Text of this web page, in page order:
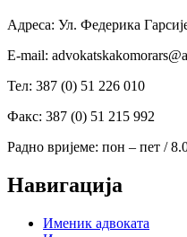
Адреса: Ул. Федерика
Е-mail:
Тел: 387 (0) 51 226 010
Факс: 387 (0) 51 215 992
Радно вријеме: пон – пет /
Навигација
Именик адвоката